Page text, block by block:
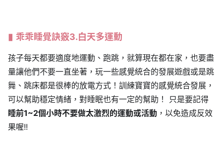
乖乖睡覺訣竅3.白天多運動
孩子每天都要適度地運動、跑跳，就算現在都在家，也要盡
量讓他們不要一直坐著，玩一些感覺統合的發展遊戲或是跳
舞、跳床都是很棒的放電方式！訓練寶寶的感覺統合發展，
可以幫助穩定情緒，對睡眠也有一定的幫助！ 只是要記得
睡前1~2個小時不要做太激烈的運動或活動 ，以免造成反效
果喔!!